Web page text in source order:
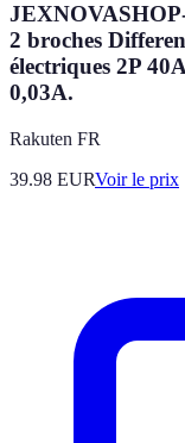
2 broches
électriques 2P
0,03A.
Rakuten FR
39.98 EURVoir le prix